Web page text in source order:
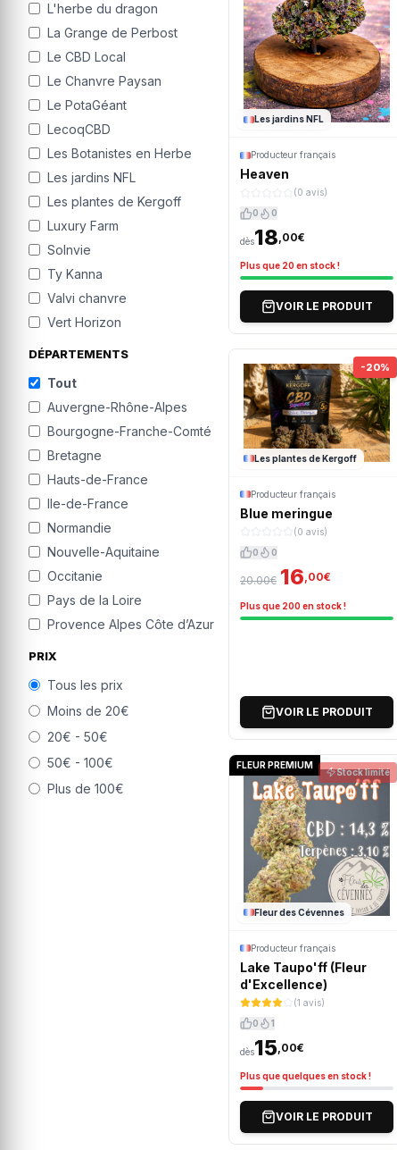
L'herbe du dragon
La Grange de Perbost
Le CBD Local
Le Chanvre Paysan
Le PotaGéant
LecoqCBD
Les Botanistes en Herbe
Les jardins NFL
Les plantes de Kergoff
Luxury Farm
Solnvie
Ty Kanna
Valvi chanvre
Vert Horizon
DÉPARTEMENTS
Tout
Auvergne-Rhône-Alpes
Bourgogne-Franche-Comté
Bretagne
Hauts-de-France
Ile-de-France
Normandie
Nouvelle-Aquitaine
Occitanie
Pays de la Loire
Provence Alpes Côte d’Azur
PRIX
Tous les prix
Moins de 20€
20€ - 50€
50€ - 100€
Plus de 100€
Les jardins NFL
Producteur français
Heaven
(0 avis)
0
0
dès18,00€
Plus que 20 en stock !
VOIR LE PRODUIT
-20%
Les plantes de Kergoff
Producteur français
Blue meringue
(0 avis)
0
0
20.00€ 16 ,00€
Plus que 200 en stock !
VOIR LE PRODUIT
Stock limité
FLEUR PREMIUM
Fleur des Cévennes
Producteur français
Lake Taupo'ff (Fleur
d'Excellence)
(1 avis)
0
1
dès15 ,00€
Plus que quelques en stock !
VOIR LE PRODUIT